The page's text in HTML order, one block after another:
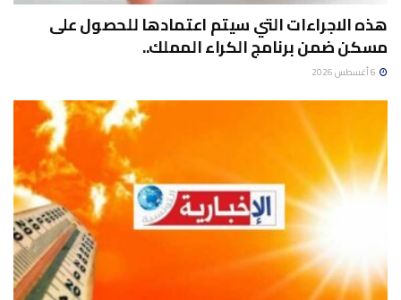
هذه الاجراءات التي سيتم اعتمادها للحصول على
مسكن ضمن برنامج الكراء المملك..